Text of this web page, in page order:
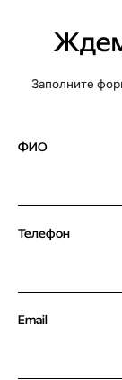
Заполните
ФИО
Телефон
Email